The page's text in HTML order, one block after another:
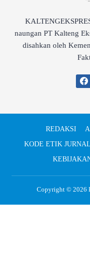
naungan PT Kalteng
disahkan oleh
REDAKSI
KODE ETIK
Copyright © 2026